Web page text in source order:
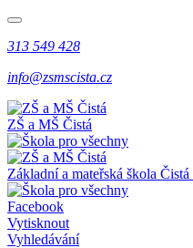
313 549 428
info@zsmscista.cz
ZŠ a MŠ Čistá
Základní a mateřská škola Čistá
Facebook
Vytisknout
Vyhledávání